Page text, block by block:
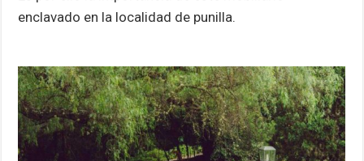
enclavado en la localidad de punilla.